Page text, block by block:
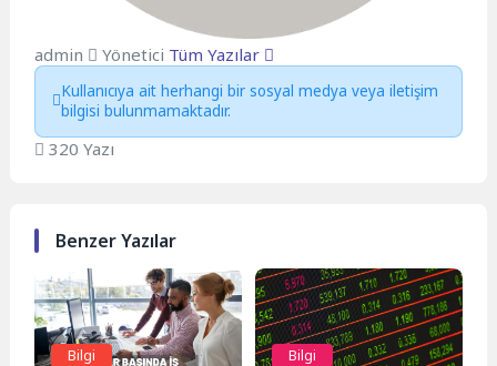
admin Yönetici Tüm Yazılar
Kullanıcıya ait herhangi bir sosyal medya veya iletişim
bilgisi bulunmamaktadır.
320 Yazı
Benzer Yazılar
Bilgi Bilgi